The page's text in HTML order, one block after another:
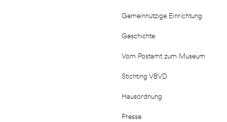
Gemeinnützige Einrichtung
Geschichte
Vom Postamt zum Museum
Stichting VBVD
Hausordnung
Presse